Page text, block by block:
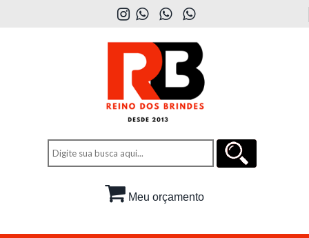
Meu orçamento